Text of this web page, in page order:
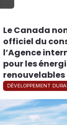
Le Canada
officiel du
l’Agence
pour les
renouvelables
DÉVELOPPEMENT